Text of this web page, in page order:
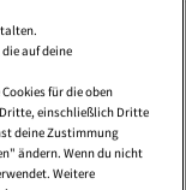
Curve Blue
Kleider Baumwolle
Kleider 140
auf deine
für die oben
Dritte, einschließlich Dritte
deine Zustimmung
ändern. Wenn du nicht
Weitere